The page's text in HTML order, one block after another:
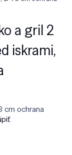
a gril 2
iskrami,
cm ochrana